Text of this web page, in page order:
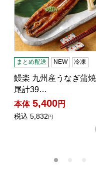
まとめ配送 NEW 冷凍
鰻楽 九州産うなぎ蒲
尾計39…
本体 5,400円
税込 5,832円